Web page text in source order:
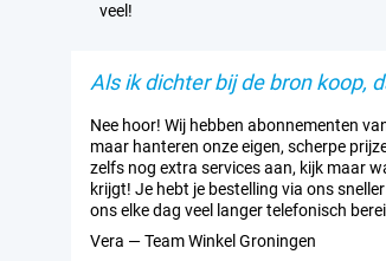
veel!
Als ik dichter bij de bron koop,
Nee hoor! Wij hebben abonnementen
maar hanteren onze eigen, scherpe
zelfs nog extra services aan, kijk maar
krijgt! Je hebt je bestelling via ons
ons elke dag veel langer telefonisch
Vera — Team Winkel Groningen